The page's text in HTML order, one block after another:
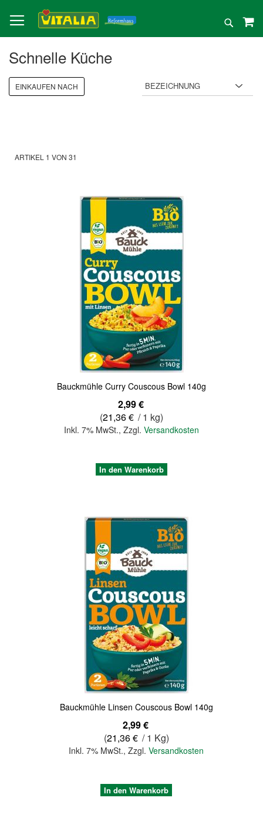
zum
Inhalt
Suche
Schnelle Küche
ARTIKEL 1 VON 31
Bauckmühle Curry Couscous Bowl 140g
2,99 €
(21,36 € / 1 kg)
Inkl. 7% MwSt., Zzgl. Versandkosten
In den Warenkorb
Bauckmühle Linsen Couscous Bowl 140g
2,99 €
(21,36 € / 1 Kg)
Inkl. 7% MwSt.,Zzgl.Versandkosten
In den Warenkorb
EINKAUFEN NACH